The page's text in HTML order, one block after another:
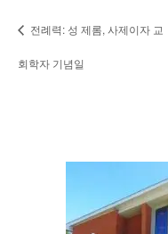
전례력: 성 제롬, 사제이자 교
회학자 기념일